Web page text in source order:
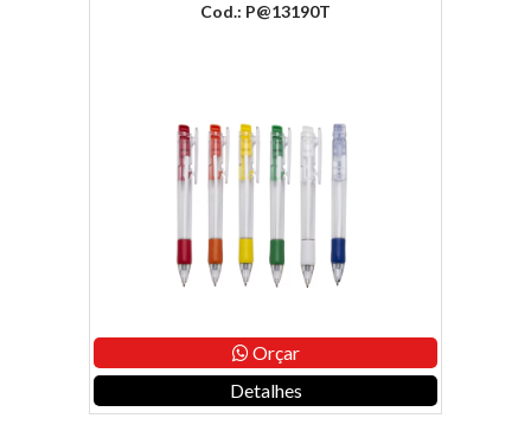
Cod.: P@13190T
Orçar
Detalhes